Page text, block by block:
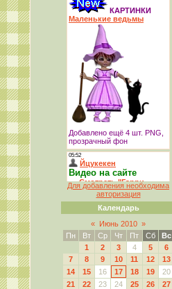
Для добавления необходима
авторизация
Календарь
« Июнь 2010 »
Пн
Вт Ср Чт Пт Сб
Вс
1
2 3 4 5
6
7
8 9 10 11 12
13
14
15 16 17 18 19
20
21
22 23 24 25 26
27